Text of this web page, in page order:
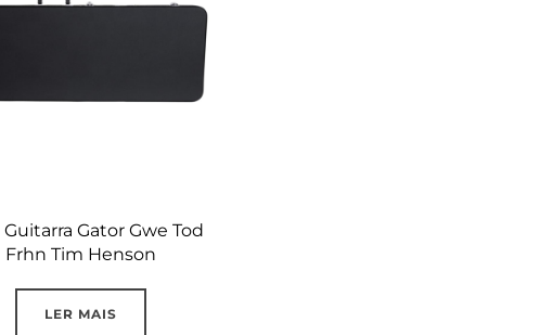
Guitarra Gator Gwe Tod
Frhn Tim Henson
LER MAIS